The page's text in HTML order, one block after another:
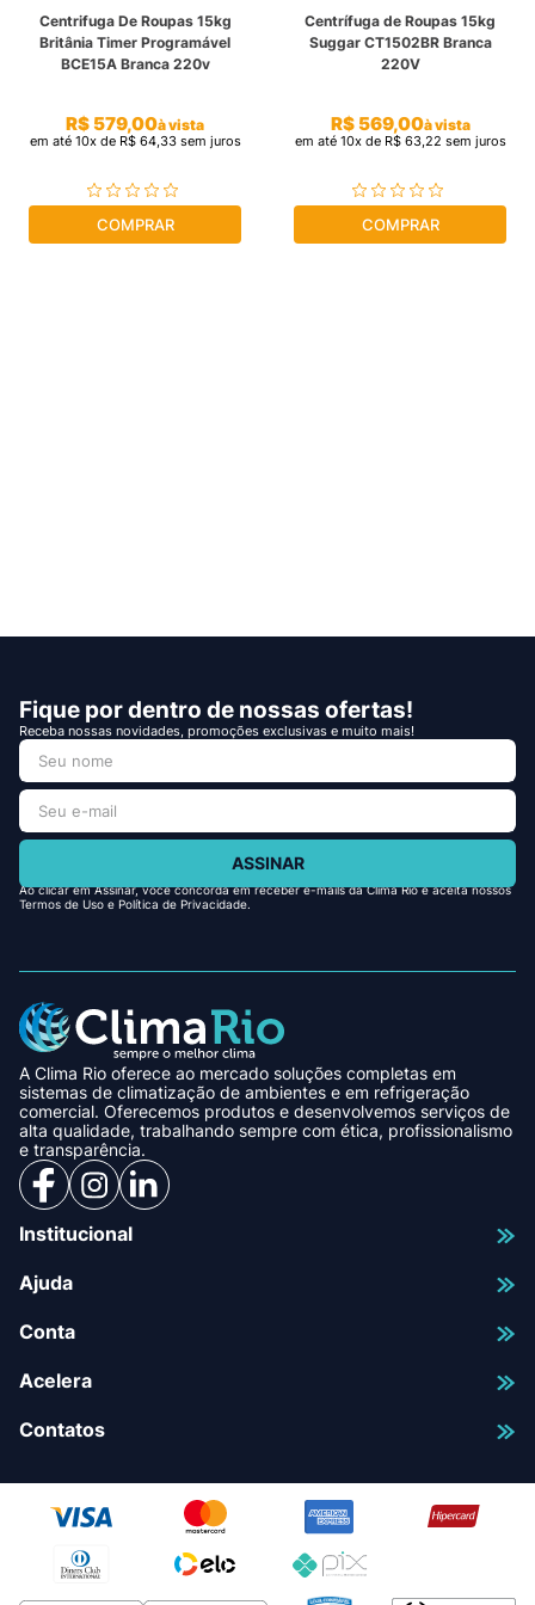
Centrifuga De Roupas 15kg
Britânia Timer Programável
BCE15A Branca 220v
R$ 579,00à vista
em até 10x de R$ 64,33sem juros
COMPRAR
Centrífuga de Roupas 15kg
Suggar CT1502BR Branca
220V
R$ 569,00à vista
em até 10x de R$ 63,22 sem juros
COMPRAR
Fique por dentro de nossas ofertas!
Receba nossas novidades, promoções exclusivas e muito mais!
ASSINAR
Ao clicar em Assinar, você concorda em receber e-mails da Clima Rio e aceita nossos
Termos de Uso e Política de Privacidade.
A Clima Rio oferece ao mercado soluções completas em
sistemas de climatização de ambientes e em refrigeração
comercial. Oferecemos produtos e desenvolvemos serviços de
alta qualidade, trabalhando sempre com ética, profissionalismo
e transparência.
Institucional
Ajuda
Conta
Acelera
Contatos
9º cassete